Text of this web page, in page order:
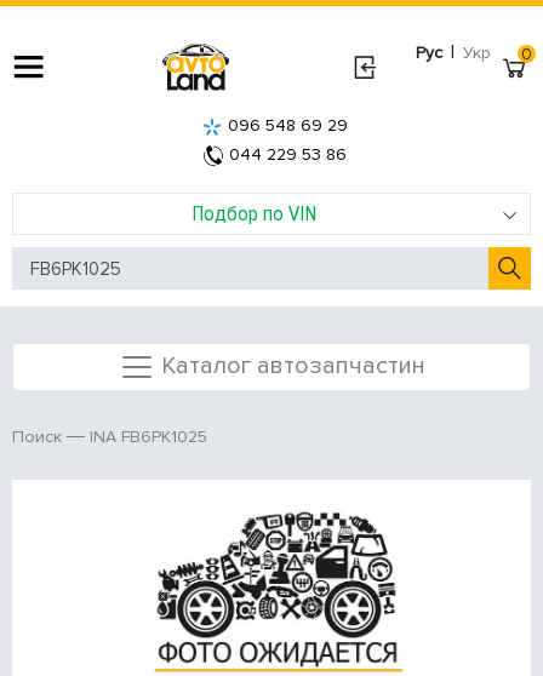
Рус | Укр
Подбор по VIN
096 548 69 29
044 229 53 86
0
Каталог автозапчастин
Поиск INA FB6PK1025